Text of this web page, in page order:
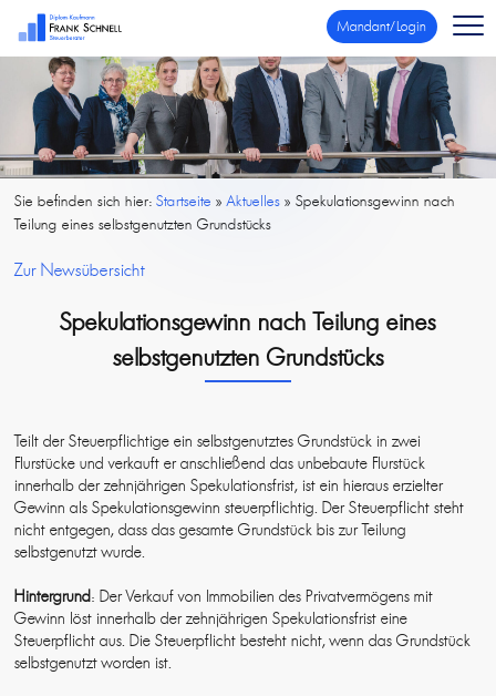
Mandant/Login
Sie befinden sich hier:Startseite »Aktuelles »Spekulationsgewinn nach
Teilung eines selbstgenutzten Grundstücks
Zur Newsübersicht
Spekulationsgewinn nach Teilung eines
selbstgenutzten Grundstücks
Teilt der Steuerpflichtige ein selbstgenutztes Grundstück in zwei
Flurstücke und verkauft er anschließend das unbebaute Flurstück
innerhalb der zehnjährigen Spekulationsfrist, ist ein hieraus erzielter
Gewinn als Spekulationsgewinn steuerpflichtig. Der Steuerpflicht steht
nicht entgegen, dass das gesamte Grundstück bis zur Teilung
selbstgenutzt wurde.
Hintergrund: Der Verkauf von Immobilien des Privatvermögens mit
Gewinn löst innerhalb der zehnjährigen Spekulationsfrist eine
Steuerpflicht aus. Die Steuerpflicht besteht nicht, wenn das Grundstück
selbstgenutzt worden ist.